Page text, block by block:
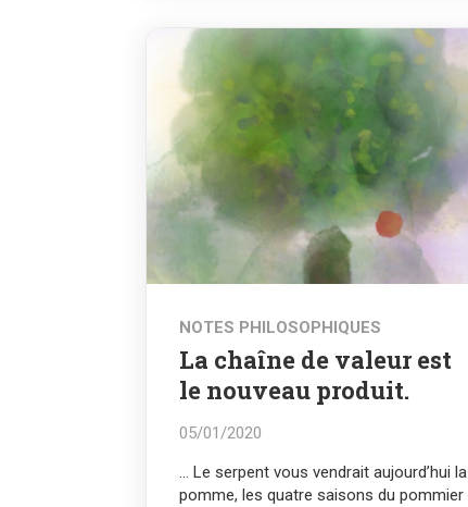
NOTES PHILOSOPHIQUES
La chaîne de valeur est
le nouveau produit.
05/01/2020
… Le serpent vous vendrait aujourd’hui la
pomme, les quatre saisons du pommier